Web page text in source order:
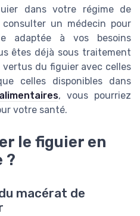
dans votre régime de
un médecin pour
adaptée à vos besoins
êtes déjà sous traitement
vertus du figuier avec celles
celles disponibles dans
, vous pourriez
votre santé.
le figuier en
?
macérat de